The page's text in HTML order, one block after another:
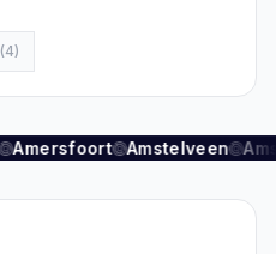
(4)
Amersfoort Amstelveen